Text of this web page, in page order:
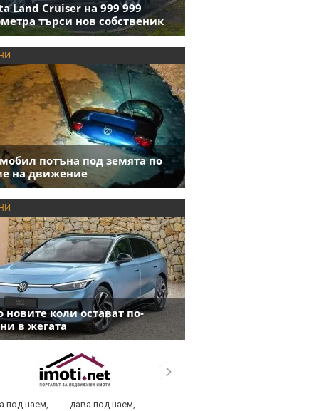
Land Cruiser на 999 999
търси нов собственик
потъна под земята по
на движение
новите коли остават по-
в жегата
дава под наем,